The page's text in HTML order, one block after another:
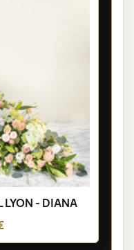
LYON - DIANA